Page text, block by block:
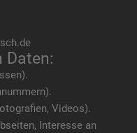
Daten:
Videos).
Interesse an